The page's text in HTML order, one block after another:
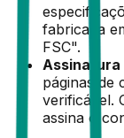
fabricada
FSC".
Assinatura
páginas de
verificável.
assina o